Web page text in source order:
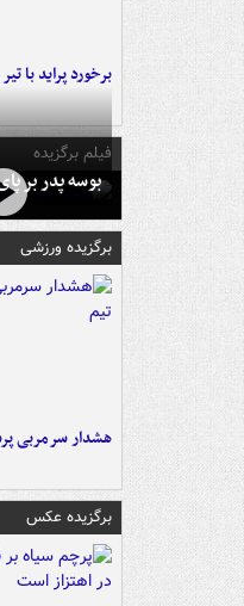
برخورد پراید با تیر برق ۲ فوتی بر
فیلم برگزیده
بوسه‌ پدر بر
برگزیده ورزشی
هشدار سرمربی
برگزیده عکس